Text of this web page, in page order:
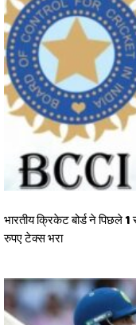
भारतीय क्रिकेट बोर्ड ने
रुपए टेक्स भरा